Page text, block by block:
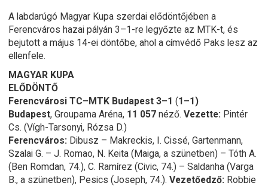
A labdarúgó Magyar Kupa szerdai elődöntőjében a
Ferencváros hazai pályán 3–1-re legyőzte az MTK-t, és
bejutott a május 14-ei döntőbe, ahol a címvédő Paks lesz az
ellenfele.
MAGYAR KUPA
ELŐDÖNTŐ
Ferencvárosi TC–MTK Budapest 3–1 (1–1)
Budapest, Groupama Aréna, 11 057 néző. Vezette: Pintér
Cs. (Vígh-Tarsonyi, Rózsa D.)
Ferencváros: Dibusz – Makreckis, I. Cissé, Gartenmann,
Szalai G. – J. Romao, N. Keita (Maiga, a szünetben) – Tóth A.
(Ben Romdan, 74.), C. Ramírez (Civic, 74.) – Saldanha (Varga
B., a szünetben), Pesics (Joseph, 74.). Vezetőedző: Robbie